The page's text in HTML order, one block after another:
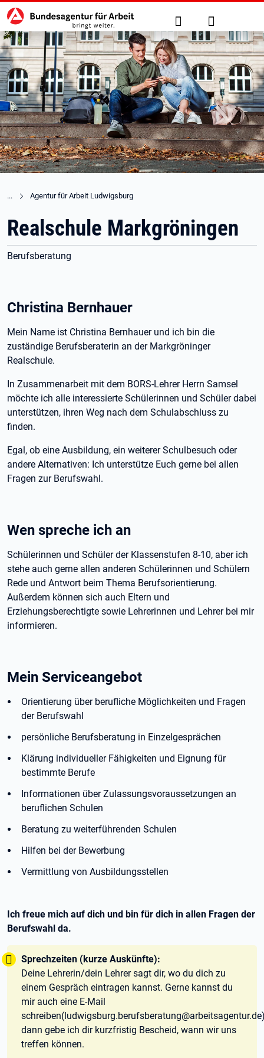
zu den Hauptinhalten springen
Hauptnavigation Suche Anmelden
Agentur für Arbeit Ludwigsburg
Realschule Markgröningen
Berufsberatung
Christina Bernhauer
Mein Name ist Christina Bernhauer und ich bin die
zuständige Berufsberaterin an der Markgröninger
Realschule.
In Zusammenarbeit mit dem BORS-Lehrer Herrn Samsel
möchte ich alle interessierte Schülerinnen und Schüler dabei
unterstützen, ihren Weg nach dem Schulabschluss zu
finden.
Egal, ob eine Ausbildung, ein weiterer Schulbesuch oder
andere Alternativen: Ich unterstütze Euch gerne bei allen
Fragen zur Berufswahl.
Wen spreche ich an
Schülerinnen und Schüler der Klassenstufen 8-10, aber ich
stehe auch gerne allen anderen Schülerinnen und Schülern
Rede und Antwort beim Thema Berufsorientierung.
Außerdem können sich auch Eltern und
Erziehungsberechtigte sowie Lehrerinnen und Lehrer bei mir
informieren.
Mein Serviceangebot
Orientierung über berufliche Möglichkeiten und Fragen
der Berufswahl
persönliche Berufsberatung in Einzelgesprächen
Klärung individueller Fähigkeiten und Eignung für
bestimmte Berufe
Informationen über Zulassungsvoraussetzungen an
beruflichen Schulen
Beratung zu weiterführenden Schulen
Hilfen bei der Bewerbung
Vermittlung von Ausbildungsstellen
Ich freue mich auf dich und bin für dich in allen Fragen der
Berufswahl da.
Tipp:
Sprechzeiten (kurze Auskünfte):
Deine Lehrerin/dein Lehrer sagt dir, wo du dich zu
einem Gespräch eintragen kannst. Gerne kannst du
mir auch eine E-Mail
dann gebe ich dir kurzfristig Bescheid, wann wir uns
treffen können.